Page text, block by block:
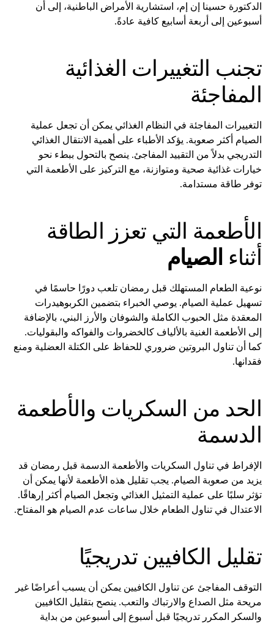
الدكتورة حسينا إن إم، استشارية الأمراض الباطنية، إلى أن
أسبوعين إلى أربعة أسابيع كافية عادةً.
تجنب التغييرات الغذائية
المفاجئة
التغييرات المفاجئة في النظام الغذائي يمكن أن تجعل عملية
الصيام أكثر صعوبة. يؤكد الأطباء على أهمية الانتقال الغذائي
التدريجي بدلاً من التقييد المفاجئ. ينصح بالتحول ببطء نحو
خيارات غذائية صحية ومتوازنة، مع التركيز على الأطعمة التي
توفر طاقة مستدامة.
الأطعمة التي تعزز الطاقة
أثناء الصيام
نوعية الطعام المستهلك قبل رمضان تلعب دورًا حاسمًا في
تسهيل عملية الصيام. يوصي الخبراء بتضمين الكربوهيدرات
المعقدة مثل الحبوب الكاملة والشوفان والأرز البني، بالإضافة
إلى الأطعمة الغنية بالألياف كالخضروات والفواكه والبقوليات.
كما أن تناول البروتين ضروري للحفاظ على الكتلة العضلية ومنع
فقدانها.
الحد من السكريات والأطعمة
الدسمة
الإفراط في تناول السكريات والأطعمة الدسمة قبل رمضان قد
يزيد من صعوبة الصيام. يجب تقليل هذه الأطعمة لأنها يمكن أن
تؤثر سلبًا على عملية التمثيل الغذائي وتجعل الصيام أكثر إرهاقًا.
الاعتدال في تناول الطعام خلال ساعات عدم الصيام هو المفتاح.
تقليل الكافيين تدريجيًا
التوقف المفاجئ عن تناول الكافيين يمكن أن يسبب أعراضًا غير
مريحة مثل الصداع والارتباك والتعب. ينصح بتقليل الكافيين
والسكر المكرر تدريجيًا قبل أسبوع إلى أسبوعين من بداية